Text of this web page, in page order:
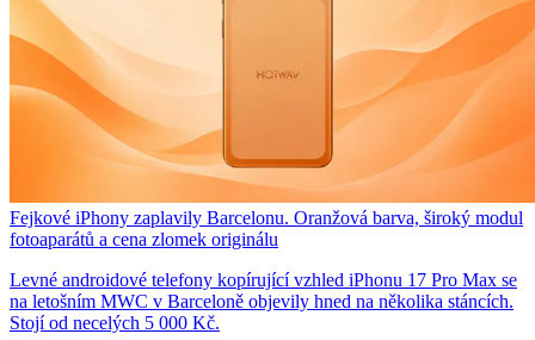
Fejkové iPhony zaplavily Barcelonu. Oranžová barva, široký modul
fotoaparátů a cena zlomek originálu
Levné androidové telefony kopírující vzhled iPhonu 17 Pro Max se
na letošním MWC v Barceloně objevily hned na několika stáncích.
Stojí od necelých 5 000 Kč.